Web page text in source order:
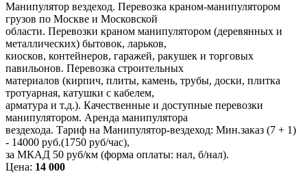
Манипулятор вездеход. Перевозка краном-манипулятором
грузов по Москве и Московской
области. Перевозки краном манипулятором (деревянных и
металлических) бытовок, ларьков,
киосков, контейнеров, гаражей, ракушек и торговых
павильонов. Перевозка строительных
материалов (кирпич, плиты, камень, трубы, доски, плитка
тротуарная, катушки с кабелем,
арматура и т.д.). Качественные и доступные перевозки
манипулятором. Аренда манипулятора
вездехода. Тариф на Манипулятор-вездеход: Мин.заказ (7 + 1)
- 14000 руб.(1750 руб/час),
за МКАД 50 руб/км (форма оплаты: нал, б/нал).
Цена: 14 000